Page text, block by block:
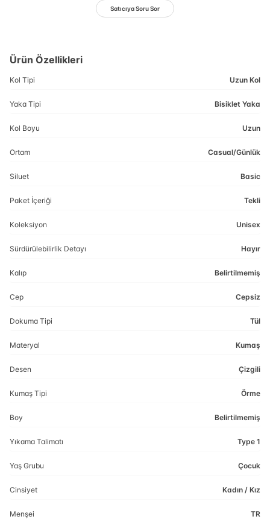
Satıcıya Soru Sor
Ürün Özellikleri
Kol Tipi Uzun Kol
Yaka Tipi Bisiklet Yaka
Kol Boyu Uzun
Ortam Casual/Günlük
Siluet Basic
Paket İçeriği Tekli
Koleksiyon Unisex
Sürdürülebilirlik Detayı Hayır
Kalıp Belirtilmemiş
Cep Cepsiz
Dokuma Tipi Tül
Materyal Kumaş
Desen Çizgili
Kumaş Tipi Örme
Boy Belirtilmemiş
Yıkama Talimatı Type 1
Yaş Grubu Çocuk
Cinsiyet Kadın / Kız
Menşei TR